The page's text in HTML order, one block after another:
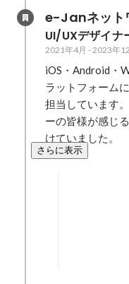
e-Janネット
UI/UXデザイナ
2021年4月 -2023年
iOS・Android・
ラットフォーム
担当しています
ーの皆様が感じ
けていました。
さらに表示